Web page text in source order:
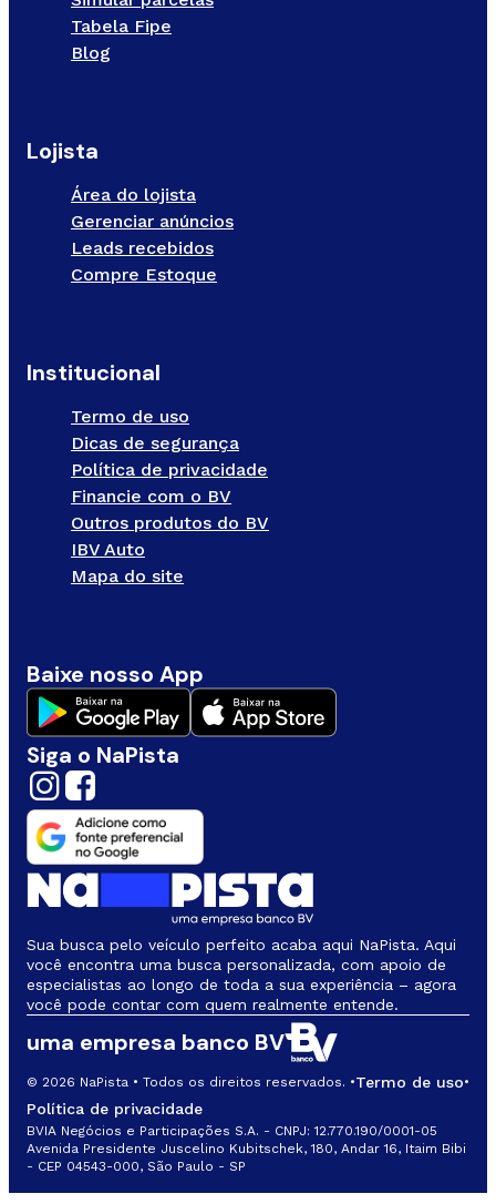
Tabela Fipe
Blog
Lojista
Área do lojista
Gerenciar anúncios
Leads recebidos
Compre Estoque
Institucional
Termo de uso
Dicas de segurança
Política de privacidade
Financie com o BV
Outros produtos do BV
IBV Auto
Mapa do site
Baixe nosso App
Siga o NaPista
Sua busca pelo veículo perfeito acaba aqui NaPista. Aqui
você encontra uma busca personalizada, com apoio de
especialistas ao longo de toda a sua experiência – agora
você pode contar com quem realmente entende.
© 2026 NaPista • Todos os direitos reservados. •Termo de uso•
Política de privacidade
BVIA Negócios e Participações S.A. - CNPJ: 12.770.190/0001-05
Avenida Presidente Juscelino Kubitschek, 180, Andar 16, Itaim Bibi
- CEP 04543-000, São Paulo - SP
uma empresa banco BV